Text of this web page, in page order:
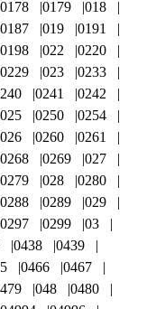
0178 0179
018
0187 019
0191
0198 022
0220
0229 023
0233
0241
0242
025 0250
0254
026 0260
0261
0268 0269
027
0279 028
0280
0288 0289
029
0297 0299
03
0438
0439
0466
0467
048
0480